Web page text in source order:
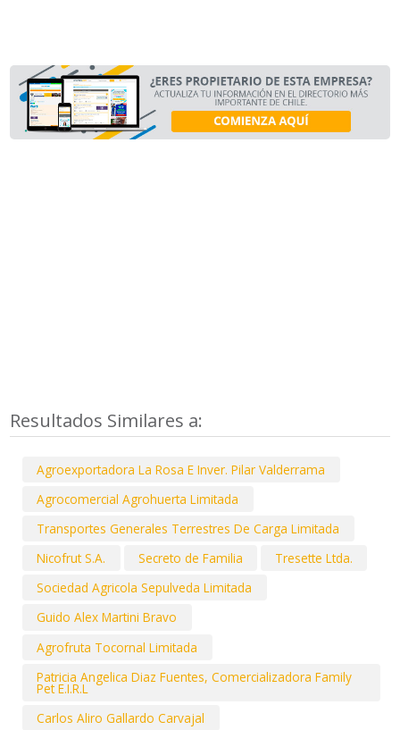
Resultados Similares a:
Agroexportadora La Rosa E Inver. Pilar Valderrama
Agrocomercial Agrohuerta Limitada
Transportes Generales Terrestres De Carga Limitada
Nicofrut S.A.
Secreto de Familia
Tresette Ltda.
Sociedad Agricola Sepulveda Limitada
Guido Alex Martini Bravo
Agrofruta Tocornal Limitada
Patricia Angelica Diaz Fuentes, Comercializadora Family
Pet E.I.R.L
Carlos Aliro Gallardo Carvajal